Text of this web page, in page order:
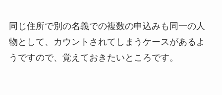
同じ住所で別の名義での複数の申込みも同一の人
物として、カウントされてしまうケースがあるよ
うですので、覚えておきたいところです。